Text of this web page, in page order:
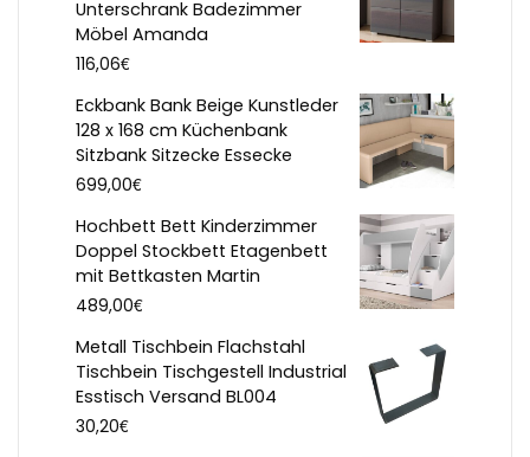
Unterschrank Badezimmer
Möbel Amanda
116,06€
Eckbank Bank Beige Kunstleder
128 x 168 cm Küchenbank
Sitzbank Sitzecke Essecke
699,00€
Hochbett Bett Kinderzimmer
Doppel Stockbett Etagenbett
mit Bettkasten Martin
489,00€
Metall Tischbein Flachstahl
Tischbein Tischgestell Industrial
Esstisch Versand BL004
30,20€